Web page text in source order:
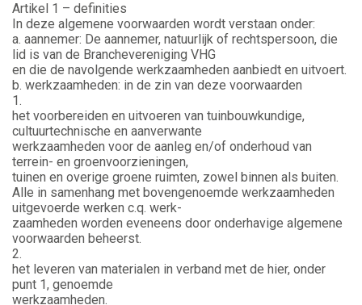
Artikel 1 – definities
In deze algemene voorwaarden wordt verstaan onder:
a. aannemer: De aannemer, natuurlijk of rechtspersoon, die
lid is van de Branchevereniging VHG
en die de navolgende werkzaamheden aanbiedt en uitvoert.
b. werkzaamheden: in de zin van deze voorwaarden
1.
het voorbereiden en uitvoeren van tuinbouwkundige,
cultuurtechnische en aanverwante
werkzaamheden voor de aanleg en/of onderhoud van
terrein- en groenvoorzieningen,
tuinen en overige groene ruimten, zowel binnen als buiten.
Alle in samenhang met bovengenoemde werkzaamheden
uitgevoerde werken c.q. werk-
zaamheden worden eveneens door onderhavige algemene
voorwaarden beheerst.
2.
het leveren van materialen in verband met de hier, onder
punt 1, genoemde
werkzaamheden.